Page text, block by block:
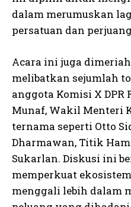
dalam merumuskan
persatuan dan
Acara ini juga
melibatkan sejumlah
anggota Komisi X
Munaf, Wakil Menteri
ternama seperti Otto
Dharmawan, Titik
Sukarlan. Diskusi ini
memperkuat
menggali lebih dalam